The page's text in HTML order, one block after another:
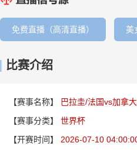
免费直播（高清直播） 美
比赛介绍
【赛事名称】
巴拉圭/法国vs加拿
【赛事分类】
世界杯
【开赛时间】
2026-07-10